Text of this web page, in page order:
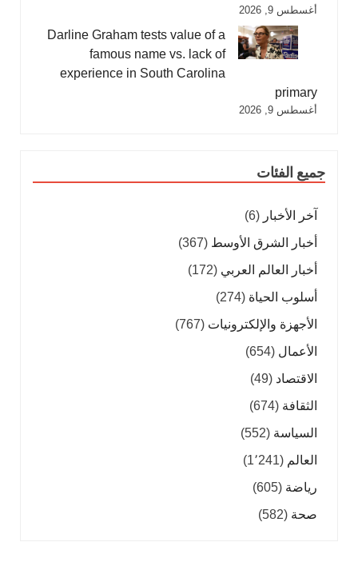
أغسطس 9, 2026
Darline Graham tests value of a
famous name vs. lack of
experience in South Carolina
primary
أغسطس 9, 2026
جميع الفئات
آخر الأخبار (6)
أخبار الشرق الأوسط (367)
أخبار العالم العربي (172)
أسلوب الحياة (274)
الأجهزة والإلكترونيات (767)
الأعمال (654)
الاقتصاد (49)
الثقافة (674)
السياسة (552)
العالم (1٬241)
رياضة (605)
صحة (582)